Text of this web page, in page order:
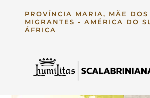
PROVÍNCIA MARIA, MÃE DOS
MIGRANTES - AMÉRICA DO
ÁFRICA